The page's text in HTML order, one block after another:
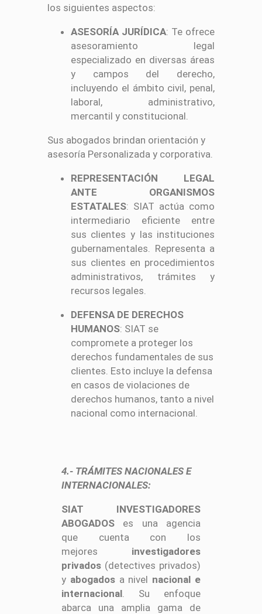
los siguientes aspectos:
ASESORÍA JURÍDICA: Te ofrece
asesoramiento legal
especializado en diversas áreas
y campos del derecho,
incluyendo el ámbito civil, penal,
laboral, administrativo,
mercantil y constitucional.
Sus abogados brindan orientación y
asesoría Personalizada y corporativa.
REPRESENTACIÓN LEGAL
ANTE ORGANISMOS
ESTATALES: SIAT actúa como
intermediario eficiente entre
sus clientes y las instituciones
gubernamentales. Representa a
sus clientes en procedimientos
administrativos, trámites y
recursos legales.
DEFENSA DE DERECHOS
HUMANOS: SIAT se
compromete a proteger los
derechos fundamentales de sus
clientes. Esto incluye la defensa
en casos de violaciones de
derechos humanos, tanto a nivel
nacional como internacional.
4.- TRÁMITES NACIONALES E
INTERNACIONALES:
SIAT INVESTIGADORES
ABOGADOSes una agencia
que cuenta con los
mejores investigadores
privados(detectives privados)
y abogadosa nivel nacional e
internacional. Su enfoque
abarca una amplia gama de